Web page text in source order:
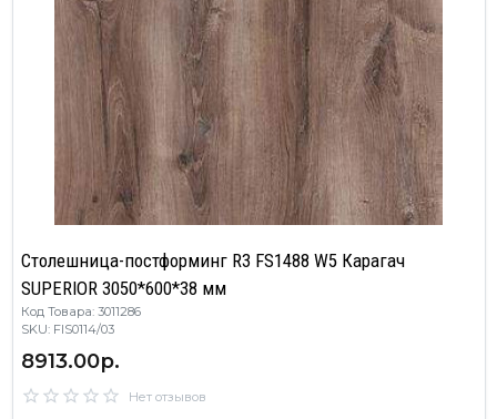
Столешница-постформинг R3 FS1488 W5 Карагач
SUPERIOR 3050*600*38 мм
Код Товара: 3011286
SKU: FIS0114/03
8913.00р.
Нет отзывов